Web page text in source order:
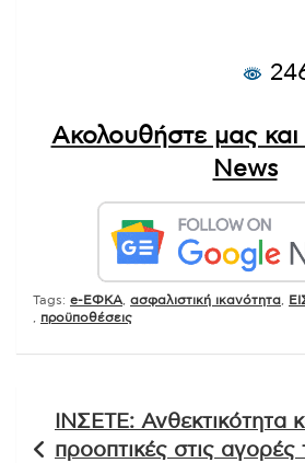
Ακολουθήστε μας
News
Tags: e-ΕΦΚΑ ασφαλιστική ικανότητα
προϋποθέσεις
άρθρων
ΙΝΣΕΤΕ: Ανθεκτικότητα
προοπτικές στις αγορές